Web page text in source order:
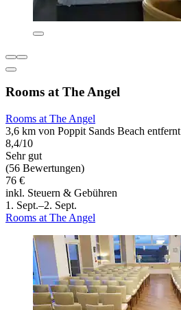
Rooms at The Angel
Rooms at The Angel
3,6 km von Poppit Sands Beach entfernt
8,4/10
Sehr gut
(56 Bewertungen)
76 €
inkl. Steuern & Gebühren
1. Sept.–2. Sept.
Rooms at The Angel